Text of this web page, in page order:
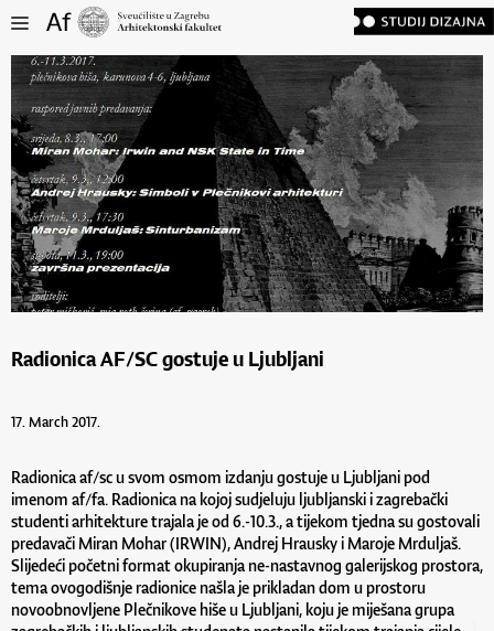
Radionica AF/SC gostuje u Ljubljani
17. March 2017.
Radionica af/sc u svom osmom izdanju gostuje u Ljubljani pod
imenom af/fa. Radionica na kojoj sudjeluju ljubljanski i zagrebački
studenti arhitekture trajala je od 6.-10.3., a tijekom tjedna su gostovali
predavači Miran Mohar (IRWIN), Andrej Hrausky i Maroje Mrduljaš.
Slijedeći početni format okupiranja ne-nastavnog galerijskog prostora,
tema ovogodišnje radionice našla je prikladan dom u prostoru
novoobnovljene Plečnikove hiše u Ljubljani, koju je miješana grupa